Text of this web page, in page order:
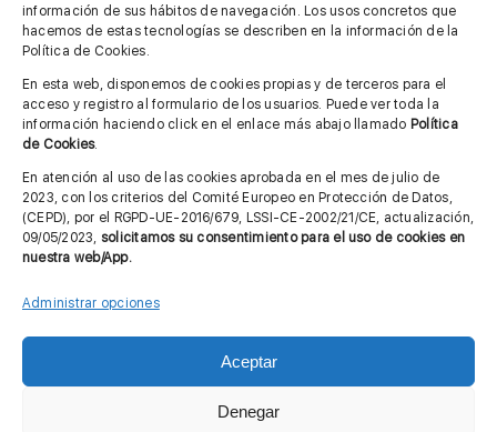
información de sus hábitos de navegación. Los usos concretos que
hacemos de estas tecnologías se describen en la información de la
Política de Cookies.
En esta web, disponemos de cookies propias y de terceros para el
acceso y registro al formulario de los usuarios. Puede ver toda la
información haciendo click en el enlace más abajo llamado Política
de Cookies.
En atención al uso de las cookies aprobada en el mes de julio de
2023, con los criterios del Comité Europeo en Protección de Datos,
(CEPD), por el RGPD-UE-2016/679, LSSI-CE-2002/21/CE, actualización,
09/05/2023, solicitamos su consentimiento para el uso de cookies en
nuestra web/App.
Administrar opciones
Aceptar
Denegar
MÁS INFORMACIÓN
Aviso legal
Política de privacidad
Cita previa FAGA
© Copyright 2012 - 2026 |Diseño web: Taller Empresarial 2.0